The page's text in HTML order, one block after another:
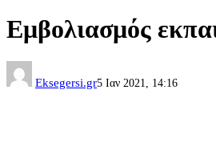
Εμβολιασμός
Eksegersi.gr5 Ιαν 2021, 14:16